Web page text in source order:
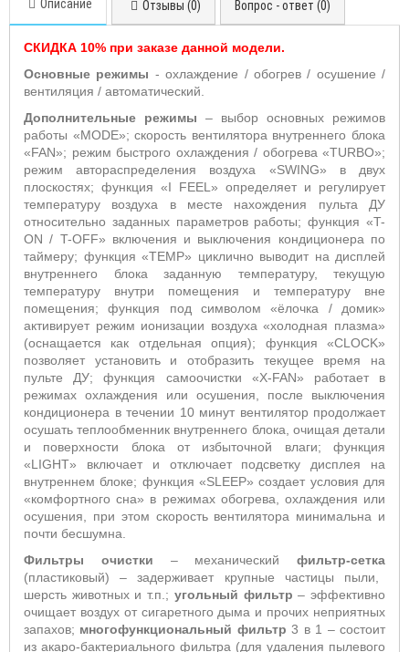
Описание Отзывы (0) Вопрос - ответ (0)
СКИДКА 10% при заказе данной модели.
Основные режимы - охлаждение / обогрев / осушение /
вентиляция / автоматический.
Дополнительные режимы – выбор основных режимов
работы «MODE»; скорость вентилятора внутреннего блока
«FAN»; режим быстрого охлаждения / обогрева «TURBO»;
режим автораспределения воздуха «SWING» в двух
плоскостях; функция «I FEEL» определяет и регулирует
температуру воздуха в месте нахождения пульта ДУ
относительно заданных параметров работы; функция «T-
ON / T-OFF» включения и выключения кондиционера по
таймеру; функция «TEMP» циклично выводит на дисплей
внутреннего блока заданную температуру, текущую
температуру внутри помещения и температуру вне
помещения; функция под символом «ёлочка / домик»
активирует режим ионизации воздуха «холодная плазма»
(оснащается как отдельная опция); функция «CLOCK»
позволяет установить и отобразить текущее время на
пульте ДУ; функция самоочистки «X-FAN» работает в
режимах охлаждения или осушения, после выключения
кондиционера в течении 10 минут вентилятор продолжает
осушать теплообменник внутреннего блока, очищая детали
и поверхности блока от избыточной влаги; функция
«LIGHT» включает и отключает подсветку дисплея на
внутреннем блоке; функция «SLEEP» создает условия для
«комфортного сна» в режимах обогрева, охлаждения или
осушения, при этом скорость вентилятора минимальна и
почти бесшумна.
Фильтры очистки – механический фильтр-сетка
(пластиковый) – задерживает крупные частицы пыли,
шерсть животных и т.п.; угольный фильтр – эффективно
очищает воздух от сигаретного дыма и прочих неприятных
запахов; многофункциональный фильтр 3 в 1 – состоит
из акаро-бактериального фильтра (для удаления пылевого